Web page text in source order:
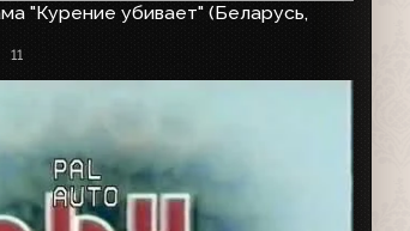
"Курение убивает" (Беларусь,
11